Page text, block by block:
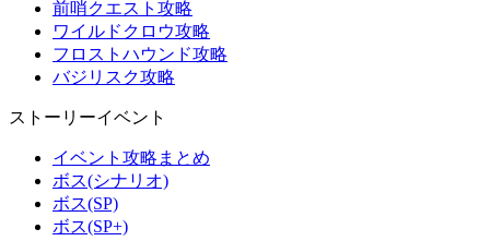
前哨クエスト攻略
ワイルドクロウ攻略
フロストハウンド攻略
バジリスク攻略
ストーリーイベント
イベント攻略まとめ
ボス(シナリオ)
ボス(SP)
ボス(SP+)